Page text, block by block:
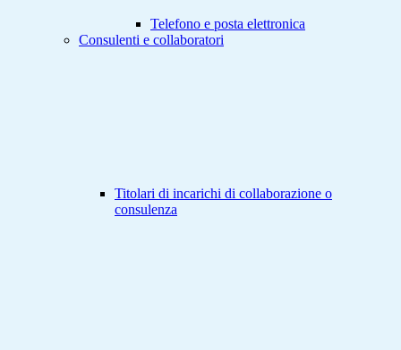
Telefono e posta elettronica
Consulenti e collaboratori
Titolari di incarichi di collaborazione o
consulenza